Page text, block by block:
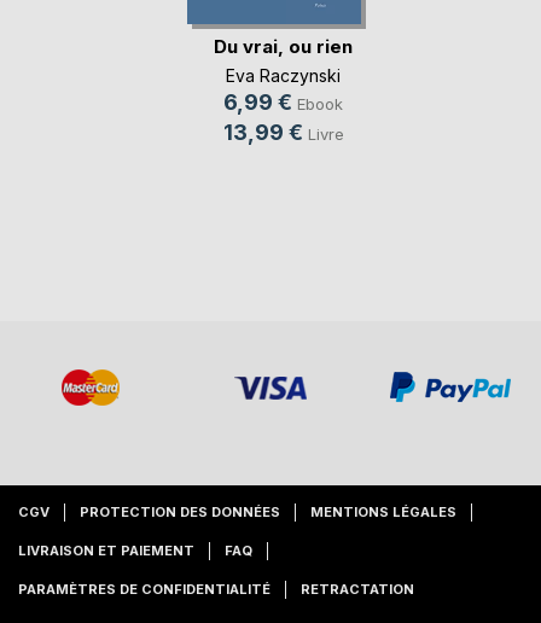
Du vrai, ou rien
Eva Raczynski
6,99 € Ebook
13,99 € Livre
CGV PROTECTION DES DONNÉES MENTIONS LÉGALES
LIVRAISON ET PAIEMENT FAQ
PARAMÈTRES DE CONFIDENTIALITÉ RETRACTATION